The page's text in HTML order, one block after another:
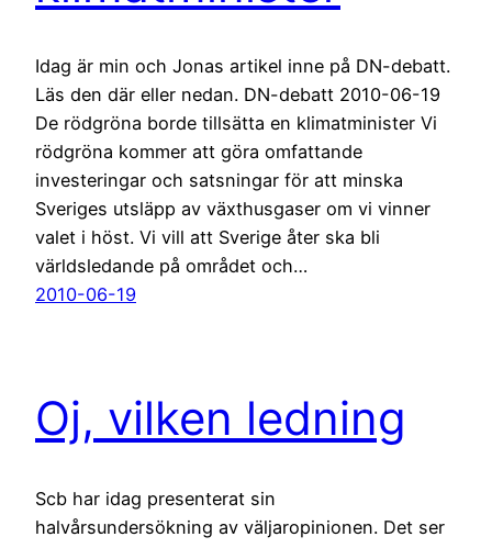
Idag är min och Jonas artikel inne på DN-debatt.
Läs den där eller nedan. DN-debatt 2010-06-19
De rödgröna borde tillsätta en klimatminister Vi
rödgröna kommer att göra omfattande
investeringar och satsningar för att minska
Sveriges utsläpp av växthusgaser om vi vinner
valet i höst. Vi vill att Sverige åter ska bli
världsledande på området och…
2010-06-19
Oj, vilken ledning
Scb har idag presenterat sin
halvårsundersökning av väljaropinionen. Det ser